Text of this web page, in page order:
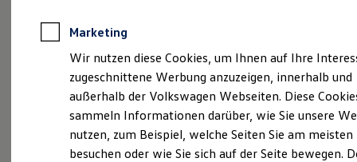
Anpfiff zum Gewinn
Elektroautos
ID. Tutorials
Elektrofahrzeugkonzepte
Reichweite
Reichweite der ID. Modelle
Reichweite im Winter
Probefahrt vereinbaren
Marketing
Wir nutzen diese Cookies, um Ihnen auf Ihre
zugeschnittene Werbung anzuzeigen, innerhalb und
außerhalb der Volkswagen Webseiten. Diese
sammeln Informationen darüber, wie Sie unsere
nutzen, zum Beispiel, welche Seiten Sie am meisten
besuchen oder wie Sie sich auf der Seite bewegen.